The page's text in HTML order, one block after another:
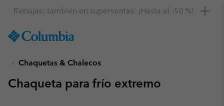
TO
SKIP
MAIN
NAV
Consigue un 10 % de descuento
Chaquetas & Chalecos
Chaqueta para frío extremo